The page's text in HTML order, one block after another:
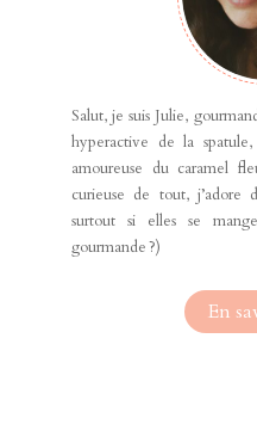
Salut, je suis Julie,
hyperactive de la
amoureuse du caramel
curieuse de tout, j’adore
surtout si elles se
gourmande ?)
En